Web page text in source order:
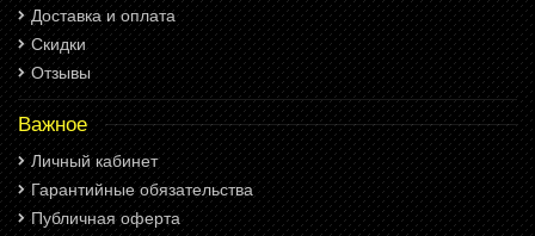
Доставка и оплата
Скидки
Отзывы
Важное
Личный кабинет
Гарантийные обязательства
Публичная оферта